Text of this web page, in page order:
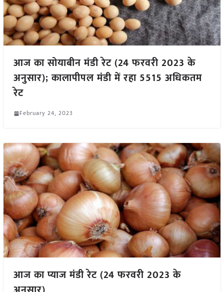
आज का सोयाबीन मंडी रेट (24 फरवरी 2023 के
अनुसार); कालापीपल मंडी में रहा 5515 अधिकतम
रेट
February 24, 2023
आज का प्याज मंडी रेट (24 फरवरी 2023 के